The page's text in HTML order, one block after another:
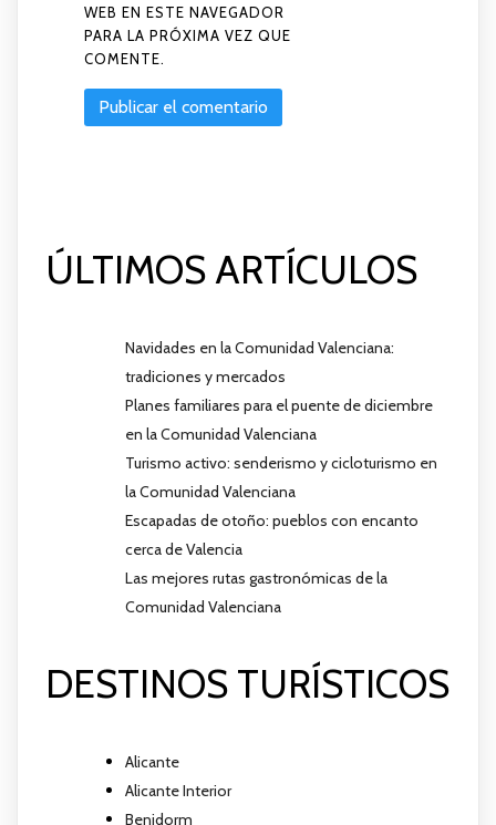
WEB EN ESTE NAVEGADOR
PARA LA PRÓXIMA VEZ QUE
COMENTE.
ÚLTIMOS ARTÍCULOS
Navidades en la Comunidad Valenciana:
tradiciones y mercados
Planes familiares para el puente de diciembre
en la Comunidad Valenciana
Turismo activo: senderismo y cicloturismo en
la Comunidad Valenciana
Escapadas de otoño: pueblos con encanto
cerca de Valencia
Las mejores rutas gastronómicas de la
Comunidad Valenciana
DESTINOS TURÍSTICOS
Alicante
Alicante Interior
Benidorm